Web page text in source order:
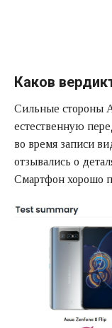
Каков
Сильные стороны
естественную
во время записи
отзывались о
Смартфон хорошо